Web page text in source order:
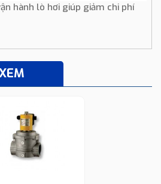
hành lò hơi giúp giảm chi phí